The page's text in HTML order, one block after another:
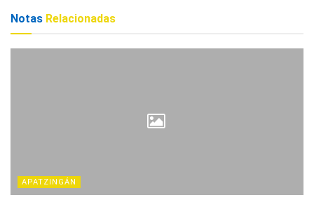
Notas Relacionadas
APATZINGÁN